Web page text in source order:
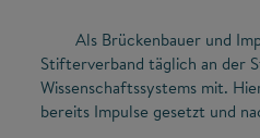
Als Brückenbauer und
Stifterverband täglich an der
Wissenschaftssystems mit.
bereits Impulse gesetzt und